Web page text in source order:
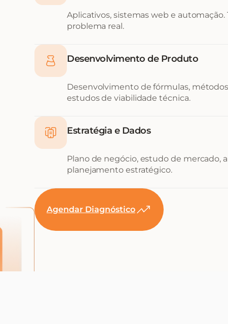
Aplicativos, sistemas web e automação.
problema real.
Desenvolvimento de Produto
Desenvolvimento de fórmulas,
estudos de viabilidade técnica.
Estratégia e Dados
Plano de negócio, estudo de mercado,
planejamento estratégico.
Agendar Diagnóstico